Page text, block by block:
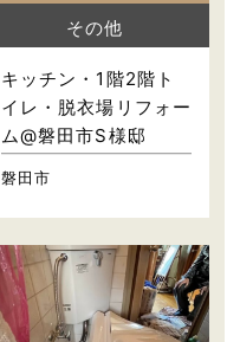
その他
キッチン・1階2階ト
イレ・脱衣場リフォー
ム@磐田市S様邸
磐田市